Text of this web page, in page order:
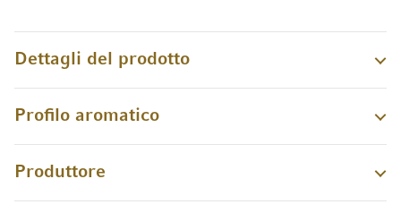
Dettagli del prodotto
Profilo aromatico
Produttore